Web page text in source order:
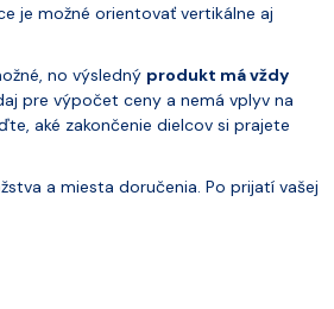
je možné orientovať vertikálne aj
no výsledný produkt má vždy
pre výpočet ceny a nemá vplyv na
aké zakončenie dielcov si prajete
a miesta doručenia. Po prijatí vašej